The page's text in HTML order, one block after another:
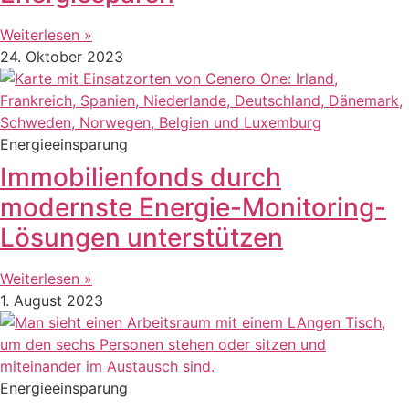
Weiterlesen »
24. Oktober 2023
Energieeinsparung
Immobilienfonds durch
modernste Energie-Monitoring-
Lösungen unterstützen
Weiterlesen »
1. August 2023
Energieeinsparung